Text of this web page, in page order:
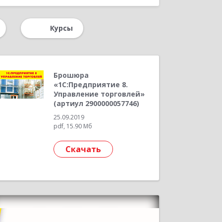
Облачные технологии
затратами
хозяйство
предприятием
Маркетплейсы
Конкурс кейсов 2023
Курсы
Брошюра
«1С:Предприятие 8.
Управление торговлей»
(артиул 2900000057746)
25.09.2019
pdf, 15.90 Мб
Скачать